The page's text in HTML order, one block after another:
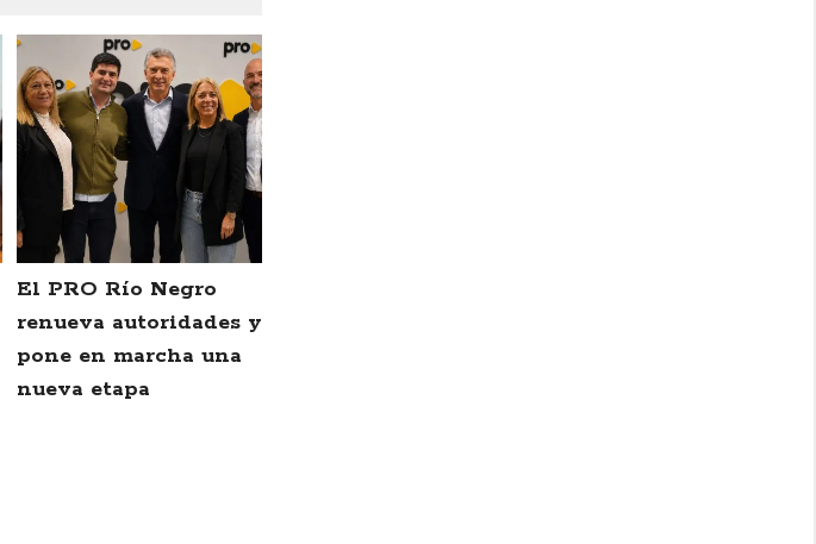
El PRO Río Negro
renueva autoridades y
pone en marcha una
nueva etapa